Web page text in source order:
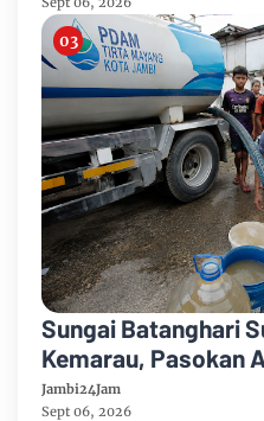
Sungai Batanghari
Kemarau, Pasokan
Mayang Jambi Keruh
Jambi24Jam
Sept 06, 2026